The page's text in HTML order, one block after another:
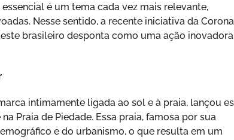
é um tema cada vez mais relevante,
Nesse sentido, a recente iniciativa da Corona
brasileiro desponta como uma ação
intimamente ligada ao sol e à praia, lançou
Praia de Piedade. Essa praia, famosa por sua
e do urbanismo, o que resulta em um